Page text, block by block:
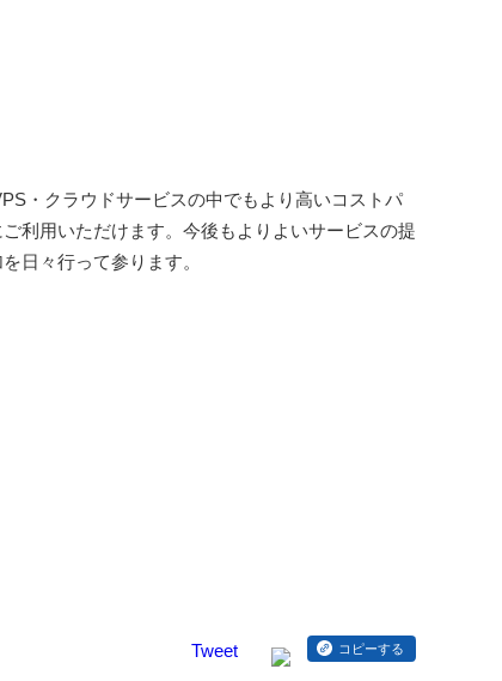
・クラウドサービスの中でもより高いコストパ
利用いただけます。今後もよりよいサービスの提
日々行って参ります。
Tweet コピーする